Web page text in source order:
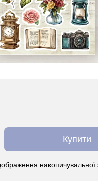
Купити
накопичувальної